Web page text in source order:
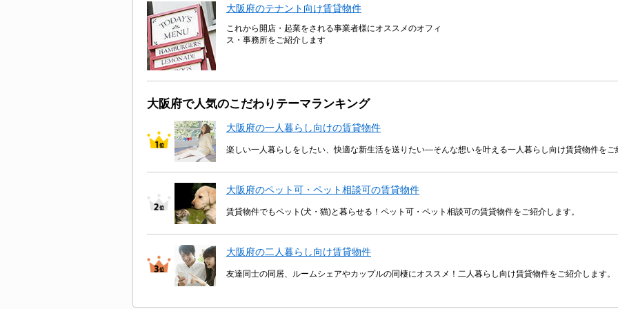
大阪府のテナント向け賃貸物件
これから開店・起業をされる事業者様にオススメのオフィ
ス・事務所をご紹介します
大阪府で人気のこだわりテーマランキング
大阪府の一人暮らし向けの賃貸物件
楽しい一人暮らしをしたい、快適な新生活を送りたい―そんな想いを叶える一人暮らし向け賃貸物件をご
大阪府のペット可・ペット相談可の賃貸物件
賃貸物件でもペット(犬・猫)と暮らせる！ペット可・ペット相談可の賃貸物件をご紹介します。
大阪府の二人暮らし向け賃貸物件
友達同士の同居、ルームシェアやカップルの同棲にオススメ！二人暮らし向け賃貸物件をご紹介します。